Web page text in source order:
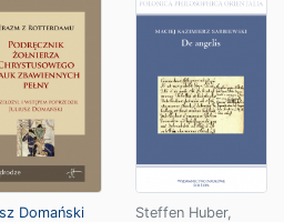
Domański Steffen Huber,